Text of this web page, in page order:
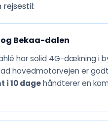
Bekaa-dalen
har solid 4G-dækning i
hovedmotorvejen er
i 10 dagehåndterer en